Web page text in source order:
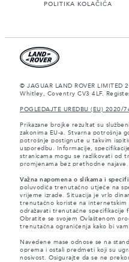
POLITIKA KOLAČIĆA
© JAGUAR LAND ROVER
Whitley, Coventry CV3 4LF.
POGLEDAJTE UREDBU (EU) 2020/
Prikazane brojke rezultat su
zakonima EU-a. Stvarna potrošnja
potrošnje postignute u takvim
usporedbu. Informacije,
stranicama mogu se razlikovati od
promjenama bez prethodne najave.
Važna napomena o slikama i
poluvodiča trenutačno utječe na
vrijeme izrade. Situacija je vrlo
trenutačno koriste na internetskim
odražavati trenutačne specifikacije
Obratite se svojem Ovlaštenom
trenutačna ograničenja kako bi
Navedene mase odnose se na
oprema i ostali predmeti koji su
nosivost. Osigurajte da se ne